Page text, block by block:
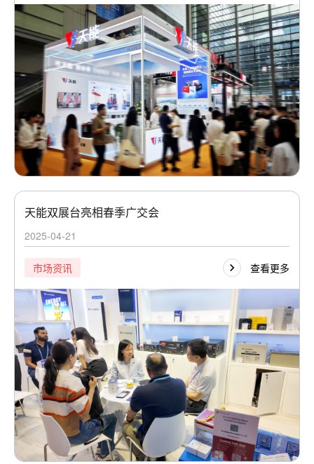
天能双展台亮相春季广交会
2025-04-21
市场资讯 查看更多